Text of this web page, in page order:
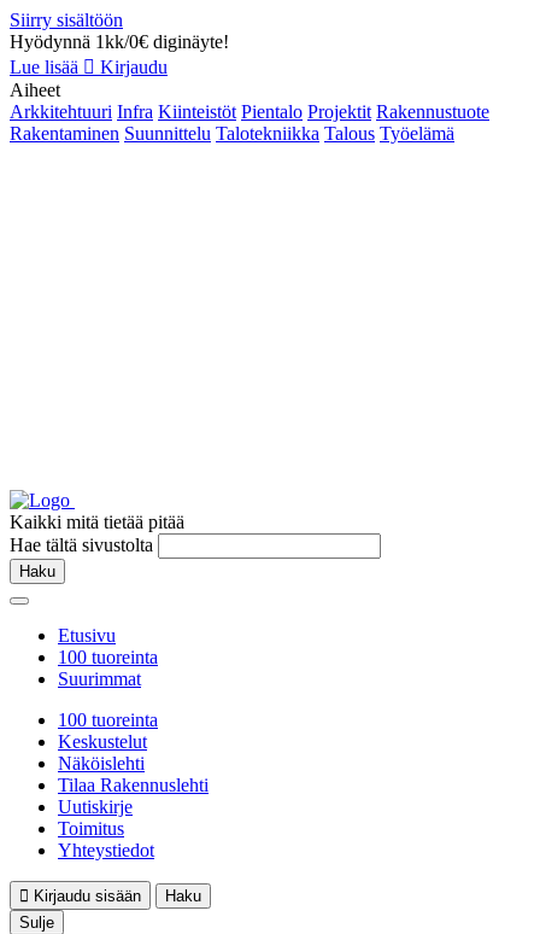
Siirry sisältöön
Hyödynnä 1kk/0€ diginäyte!
Lue lisää
Kirjaudu
Aiheet
Arkkitehtuuri Infra Kiinteistöt Pientalo Projektit Rakennustuote
Rakentaminen Suunnittelu Talotekniikka Talous Työelämä
Kaikki mitä tietää pitää
Hae tältä sivustolta
Haku
Etusivu
100 tuoreinta
Suurimmat
100 tuoreinta
Keskustelut
Näköislehti
Tilaa Rakennuslehti
Uutiskirje
Toimitus
Yhteystiedot
Kirjaudu sisään
Haku
Sulje